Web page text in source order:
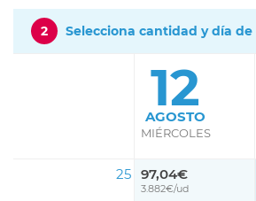
2 Selecciona cantidad y día
12
AGOSTO
MIÉRCOLES
25 97,04€
3.882€/ud